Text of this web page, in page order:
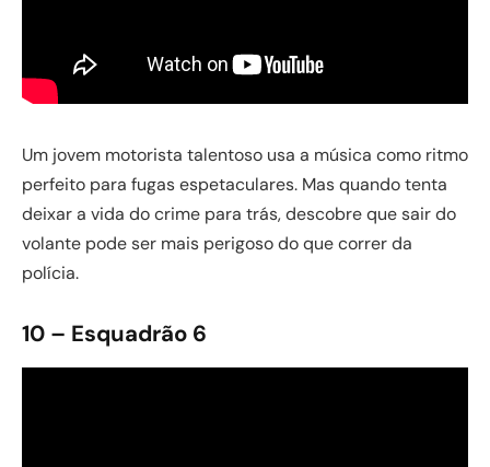
Um jovem motorista talentoso usa a música como ritmo
perfeito para fugas espetaculares. Mas quando tenta
deixar a vida do crime para trás, descobre que sair do
volante pode ser mais perigoso do que correr da
polícia.
10 – Esquadrão 6